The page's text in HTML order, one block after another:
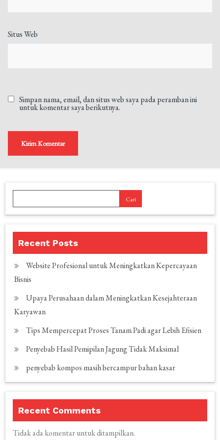
Situs Web
Simpan nama, email, dan situs web saya pada peramban ini
untuk komentar saya berikutnya.
Cari
Recent Posts
Website Profesional untuk Meningkatkan Kepercayaan
Bisnis
Upaya Perusahaan dalam Meningkatkan Kesejahteraan
Karyawan
Tips Mempercepat Proses Tanam Padi agar Lebih Efisien
Penyebab Hasil Pemipilan Jagung Tidak Maksimal
penyebab kompos masih bercampur bahan kasar
Recent Comments
Tidak ada komentar untuk ditampilkan.